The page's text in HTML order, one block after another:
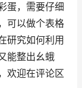
蛋，需要仔细
可以做个表格
研究如何利用
能整出幺蛾
欢迎在评论区